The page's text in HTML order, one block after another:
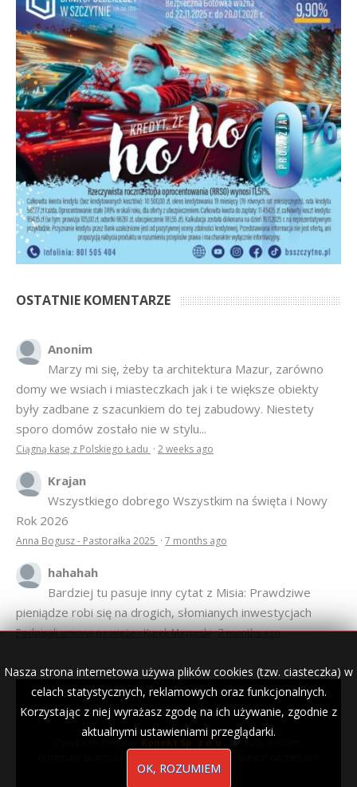
OSTATNIE KOMENTARZE
Anonim
Marzy mi się, żeby ta architektura Mazur, zarówno
domy we wsiach i miasteczkach jak i te większe obiekty
były zadbane z szacunkiem do tej zabudowy. Niestety
sporo domów zostało nie w stylu...
Ciągną kasę z Polskiego Ładu · 2 weeks ago
Krajan
Wszystkiego dobrego Wszystkim na święta i Nowy
Rok 2026
Anna Bogusz - Pastorałka 2025 · 7 months ago
hahahah
Bardziej tu pasuje inny cytat z Misia: Prawdziwe
pieniądze robi się na drogich, słomianych inwestycjach
Podpisali umowę na wieżę - Kurek Mazurski·7 months ago
Nasza strona internetowa używa plików cookies (tzw. ciasteczka) w
celach statystycznych, reklamowych oraz funkcjonalnych.
Korzystając z niej wyrażasz zgodę na ich używanie, zgodnie z
aktualnymi ustawieniami przeglądarki.
OK, ROZUMIEM
© 2007–2018 Kurek Mazurski — archiwalne wydania lokalnej
gazety.
Opieka techniczna: Konekt Sp. z o.o.
- kasy fiskalne,